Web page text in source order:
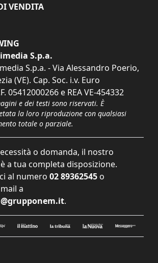
VENDITA
S.p.a.
S.p.a. - Via Alessandro Poerio,
(VE). Cap. Soc. i.v. Euro
05412000266 e REA VE-454332
e dei testi sono riservati. È
la loro riproduzione con qualsiasi
totale o parziale.
o domanda, il nostro
a tua completa disposizione.
al numero 02 89362545 o
a
.